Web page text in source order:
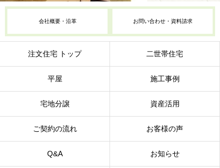
会社概要・沿革 お問い合わせ・資料請求
注文住宅 トップ 二世帯住宅
平屋 施工事例
宅地分譲 資産活用
ご契約の流れ お客様の声
Q&A お知らせ